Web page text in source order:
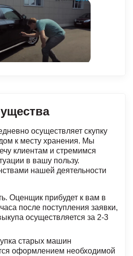
осуществляет скупку
к месту хранения. Мы
клиентам и стремимся
в вашу пользу.
нашей деятельности
Оценщик прибудет к вам в
после поступления заявки,
осуществляется за 2-3
старых машин
оформлением необходимой